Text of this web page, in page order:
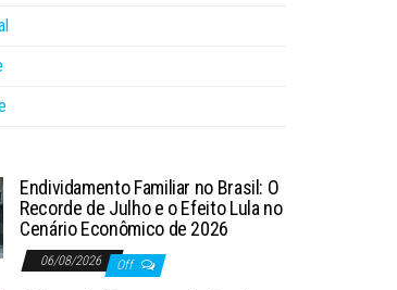
Endividamento Familiar no Brasil: O
Recorde de Julho e o Efeito Lula no
Cenário Econômico de 2026
06/08/2026 Off